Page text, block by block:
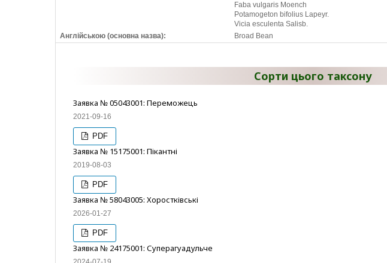
Faba vulgaris Moench
Potamogeton bifolius Lapeyr.
Vicia esculenta Salisb.
Англійською (основна назва):
Broad Bean
Сорти цього таксону
Заявка № 05043001: Переможець
2021-09-16
PDF
Заявка № 15175001: Пікантні
2019-08-03
PDF
Заявка № 58043005: Хоростківські
2026-01-27
PDF
Заявка № 24175001: Суперагуадульче